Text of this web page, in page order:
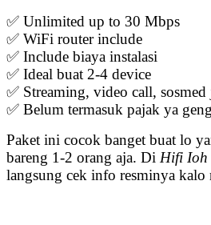
✅ Unlimited up to 30 Mbps
✅ WiFi router include
✅ Include biaya instalasi
✅ Ideal buat 2-4 device
✅ Streaming, video call, sosmed
✅ Belum termasuk pajak ya
Paket ini cocok banget buat lo
bareng 1-2 orang aja. Di Hifi Ioh
langsung cek info resminya kalo